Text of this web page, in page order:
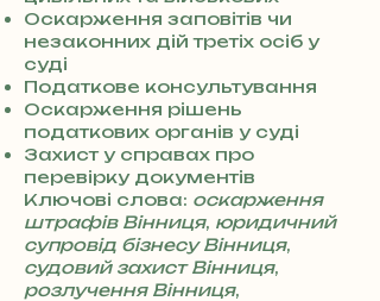
0
4
8
5
7
8
4
Оскарження заповітів чи
незаконних дій третіх осіб у
суді
Податкове консультування
Оскарження рішень
податкових органів у суді
Захист у справах про
перевірку документів
Ключові слова: оскарження
штрафів Вінниця, юридичний
супровід бізнесу Вінниця,
судовий захист Вінниця,
розлучення Вінниця,